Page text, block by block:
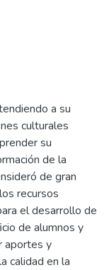
a su
culturales
su
de la
de gran
recursos
el desarrollo de
de alumnos y
aportes y
calidad en la